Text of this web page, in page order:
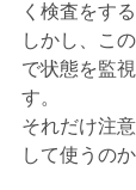
く検査をす
しかし、こ
で状態を監
す。
それだけ注
して使うのか